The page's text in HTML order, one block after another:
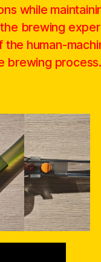
while
brewing
human-
brewing process.